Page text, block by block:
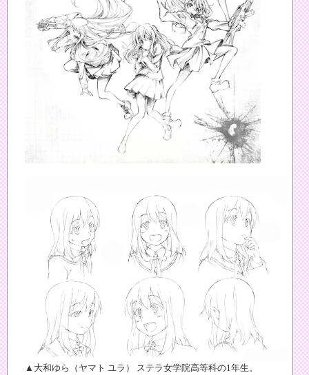
▲大和ゆら（ヤマト ユラ） ステラ女学院高等科の1年生。